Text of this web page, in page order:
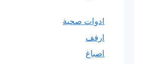
ادوات صحية
ارفف
اصباغ